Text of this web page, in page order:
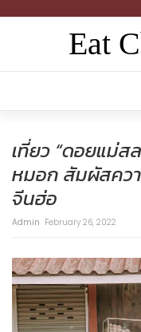
Eat
เที่ยว “ดอยแม่ส
หมอก สัมผัสคว
จีนฮ่อ
Admin February 26, 2022